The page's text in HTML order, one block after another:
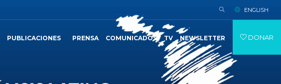
ENGLISH
PUBLICACIONES PRENSA COMUNICADOS TV NEWSLETTER DONAR